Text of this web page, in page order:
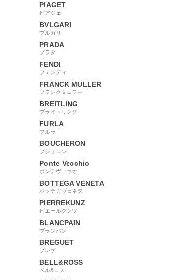
PIAGET
ピアジェ
BVLGARI
ブルガリ
PRADA
プラダ
FENDI
フェンディ
FRANCK MULLER
フランクミュラー
BREITLING
ブライトリング
FURLA
フルラ
BOUCHERON
ブシュロン
Ponte Vecchio
ポンテヴェキオ
BOTTEGA VENETA
ボッテガヴェネタ
PIERREKUNZ
ピエールクンツ
BLANCPAIN
ブランパン
BREGUET
ブレゲ
BELL&ROSS
ベル&ロス